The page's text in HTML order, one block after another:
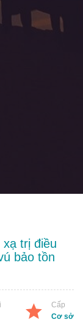
trị điều
bảo tồn
Cấp
Cơ sở